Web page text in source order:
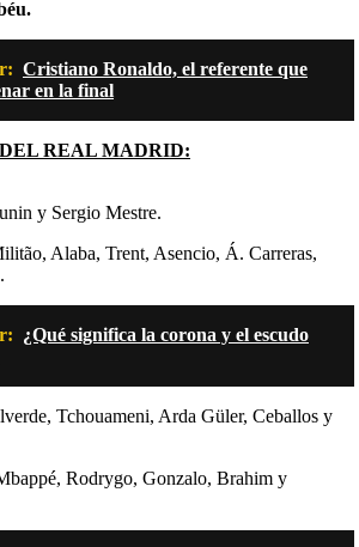
Cristiano Ronaldo, el referente que
en la final
REAL MADRID:
y Sergio Mestre.
Alaba, Trent, Asencio, Á. Carreras,
¿Qué significa la corona y el escudo
Tchouameni, Arda Güler, Ceballos y
Rodrygo, Gonzalo, Brahim y